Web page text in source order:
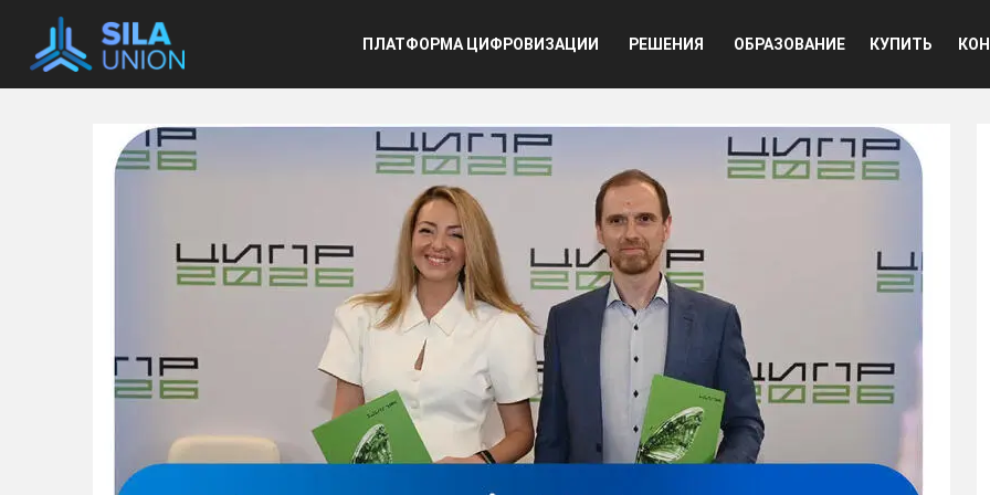
Основная навигация
ПЛАТФОРМА ЦИФРОВИЗАЦИИ РЕШЕНИЯ ОБРАЗОВАНИЕ КУПИТЬ